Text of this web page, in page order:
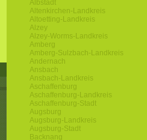
Albstadt
Altenkirchen-Landkreis
Altoetting-Landkreis
Alzey
Alzey-Worms-Landkreis
Amberg
Amberg-Sulzbach-Landkreis
Andernach
Ansbach
Ansbach-Landkreis
Aschaffenburg
Aschaffenburg-Landkreis
Aschaffenburg-Stadt
Augsburg
Augsburg-Landkreis
Augsburg-Stadt
Backnang